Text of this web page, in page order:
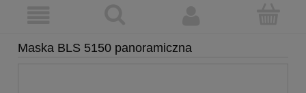
Maska BLS 5150 panoramiczna